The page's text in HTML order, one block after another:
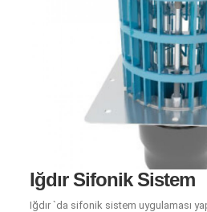
Iğdır Sifonik Sistem
Iğdır `da sifonik sistem uygulaması